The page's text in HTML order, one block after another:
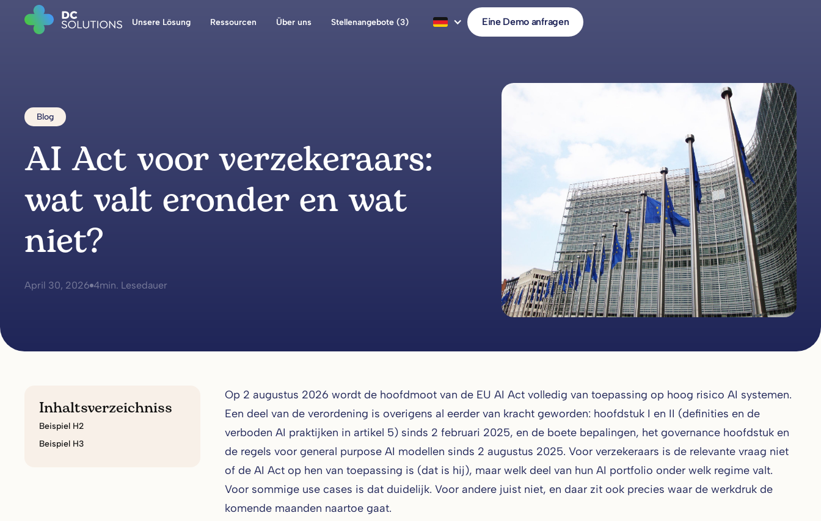
Unsere Lösung Ressourcen Über uns Stellenangebote (3) Eine Demo anfragen
Blog
AI Act voor verzekeraars:
wat valt eronder en wat
niet?
April 30, 2026 4min. Lesedauer
Inhaltsverzeichniss
Beispiel H2
Beispiel H3
Op 2 augustus 2026 wordt de hoofdmoot van de EU AI Act volledig van toepassing op hoog risico AI systemen.
Een deel van de verordening is overigens al eerder van kracht geworden: hoofdstuk I en II (definities en de
verboden AI praktijken in artikel 5) sinds 2 februari 2025, en de boete bepalingen, het governance hoofdstuk en
de regels voor general purpose AI modellen sinds 2 augustus 2025. Voor verzekeraars is de relevante vraag niet
of de AI Act op hen van toepassing is (dat is hij), maar welk deel van hun AI portfolio onder welk regime valt.
Voor sommige use cases is dat duidelijk. Voor andere juist niet, en daar zit ook precies waar de werkdruk de
komende maanden naartoe gaat.